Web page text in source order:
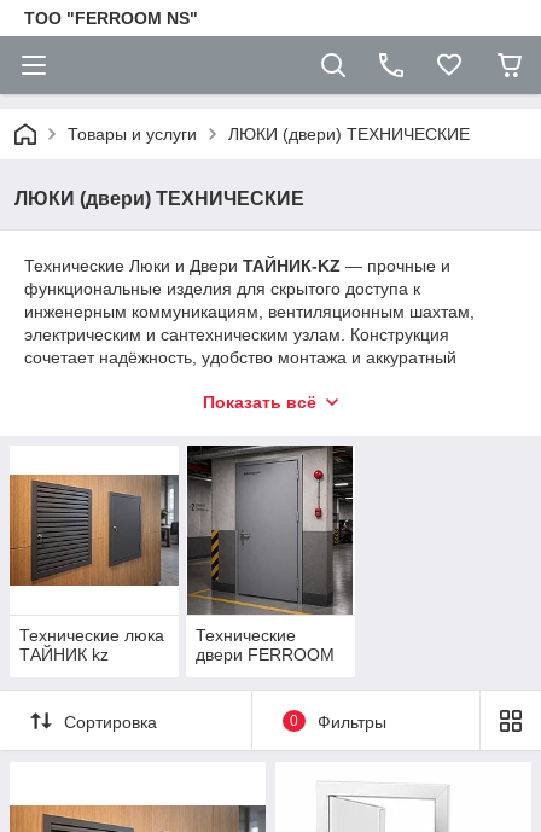
TOO "FERROOM NS"
Товары и услуги ЛЮКИ (двери) ТЕХНИЧЕСКИЕ
ЛЮКИ (двери) ТЕХНИЧЕСКИЕ
Технические Люки и Двери ТАЙНИК-KZ — прочные и
функциональные изделия для скрытого доступа к
инженерным коммуникациям, вентиляционным шахтам,
электрическим и сантехническим узлам. Конструкция
сочетает надёжность, удобство монтажа и аккуратный
порошковым покрытием, устойчивым к коррозии и
механическим воздействиям. Предлагаются в разных
размерах и конфигурациях, с возможностью подбора под
проектные требования и тип помещения.
Показать всё
Технические люка
ТАЙНИК kz
Технические
двери FERROOM
Сортировка 0 Фильтры